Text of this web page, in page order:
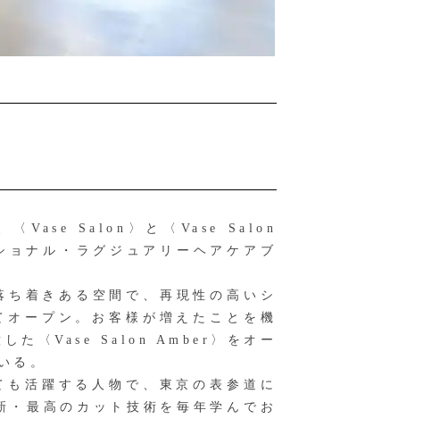
〈Vase Salon〉と〈Vase Salon
ナル・ラグジュアリーヘアケアブ
着きある空間で、再現性の高いシ
ープン。お客様が増えたことを機
した〈Vase Salon Amber〉をオー
る。
活躍する人物で、東京の表参道に
最高のカット技術を毎年学んでお